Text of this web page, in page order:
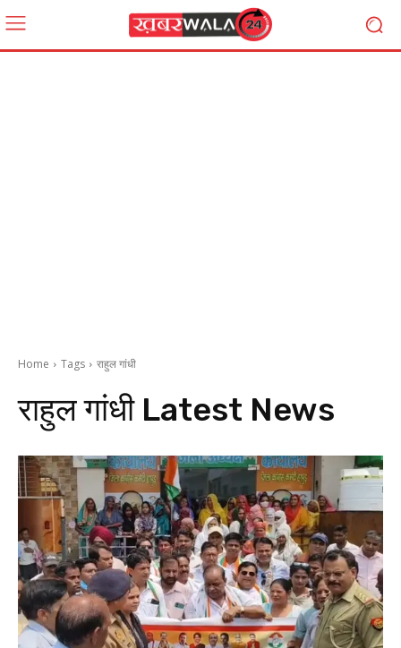
Home Tags राहुल गांधी
राहुल गांधीLatest News